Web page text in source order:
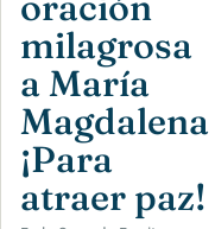
milagrosa
a María
Magdalena
¡Para
atraer paz!